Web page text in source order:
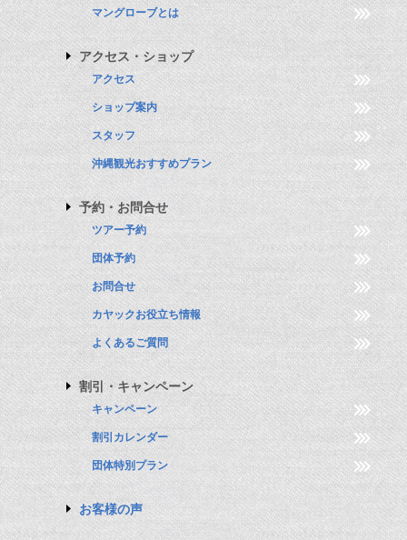
マングローブとは
アクセス・ショップ
アクセス
ショップ案内
スタッフ
沖縄観光おすすめプラン
予約・お問合せ
ツアー予約
団体予約
お問合せ
カヤックお役立ち情報
よくあるご質問
割引・キャンペーン
キャンペーン
割引カレンダー
団体特別プラン
お客様の声